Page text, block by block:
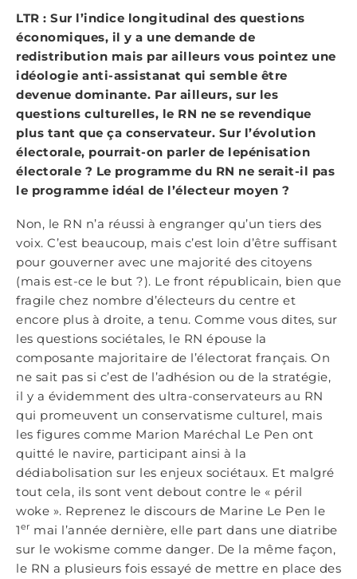
LTR : Sur l’indice longitudinal des questions
économiques, il y a une demande de
redistribution mais par ailleurs vous pointez une
idéologie anti-assistanat qui semble être
devenue dominante. Par ailleurs, sur les
questions culturelles, le RN ne se revendique
plus tant que ça conservateur. Sur l’évolution
électorale, pourrait-on parler de lepénisation
électorale ? Le programme du RN ne serait-il pas
le programme idéal de l’électeur moyen ?
Non, le RN n’a réussi à engranger qu’un tiers des
voix. C’est beaucoup, mais c’est loin d’être suffisant
pour gouverner avec une majorité des citoyens
(mais est-ce le but ?). Le front républicain, bien que
fragile chez nombre d’électeurs du centre et
encore plus à droite, a tenu. Comme vous dites, sur
les questions sociétales, le RN épouse la
composante majoritaire de l’électorat français. On
ne sait pas si c’est de l’adhésion ou de la stratégie,
il y a évidemment des ultra-conservateurs au RN
qui promeuvent un conservatisme culturel, mais
les figures comme Marion Maréchal Le Pen ont
quitté le navire, participant ainsi à la
dédiabolisation sur les enjeux sociétaux. Et malgré
tout cela, ils sont vent debout contre le « péril
woke ». Reprenez le discours de Marine Le Pen le
1er mai l’année dernière, elle part dans une diatribe
sur le wokisme comme danger. De la même façon,
le RN a plusieurs fois essayé de mettre en place des